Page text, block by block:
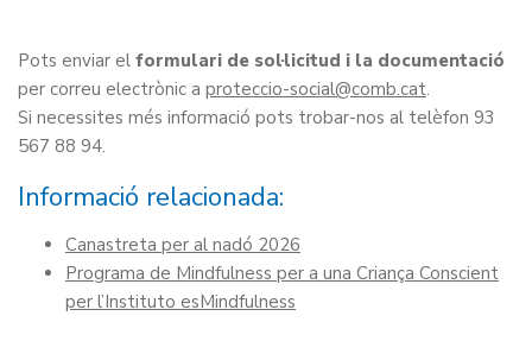
Pots enviar el formulari de sol·licitud i la documentació
per correu electrònic a proteccio-social
.
Si necessites més informació pots trobar-nos al telèfon 93
567 88 94.
Informació relacionada:
Canastreta per al nadó 2026
Programa de Mindfulness per a una Criança Conscient
per l’Instituto esMindfulness